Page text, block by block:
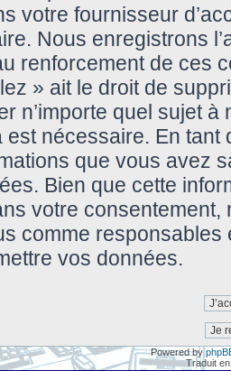
votre fournisseur
Nous enregistrons
renforcement de ces
» ait le droit de
n’importe quel sujet à
est nécessaire. En tant
que vous avez
Bien que cette
votre
comme
vos données.
Powered by
Traduit